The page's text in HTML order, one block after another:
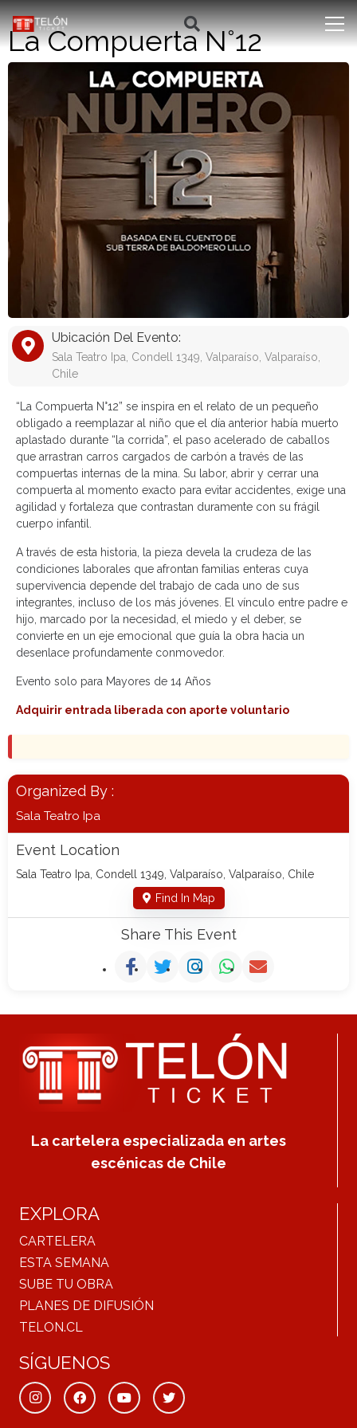
La Compuerta N°12
Ubicación Del Evento:
Sala Teatro Ipa, Condell 1349, Valparaíso, Valparaíso,
Chile
“La Compuerta N°12” se inspira en el relato de un pequeño
obligado a reemplazar al niño que el día anterior había muerto
aplastado durante “la corrida”, el paso acelerado de caballos
que arrastran carros cargados de carbón a través de las
compuertas internas de la mina. Su labor, abrir y cerrar una
compuerta al momento exacto para evitar accidentes, exige una
agilidad y fortaleza que contrastan duramente con su frágil
cuerpo infantil.
A través de esta historia, la pieza devela la crudeza de las
condiciones laborales que afrontan familias enteras cuya
supervivencia depende del trabajo de cada uno de sus
integrantes, incluso de los más jóvenes. El vínculo entre padre e
hijo, marcado por la necesidad, el miedo y el deber, se
convierte en un eje emocional que guía la obra hacia un
desenlace profundamente conmovedor.
Evento solo para Mayores de 14 Años
Adquirir entrada liberada con aporte voluntario
Organized By :
Sala Teatro Ipa
Event Location
Sala Teatro Ipa, Condell 1349, Valparaíso, Valparaíso, Chile
Find In Map
Share This Event
La cartelera especializada en artes
escénicas de Chile
EXPLORA
CARTELERA
ESTA SEMANA
SUBE TU OBRA
PLANES DE DIFUSIÓN
TELON.CL
SÍGUENOS